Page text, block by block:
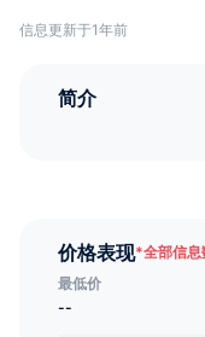
信息更新于1年前
简介
价格表现*全部信息
最低价
--